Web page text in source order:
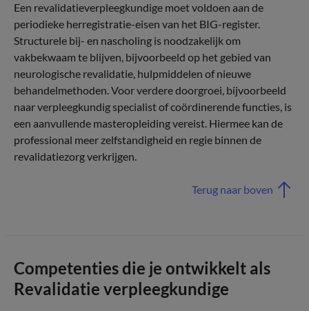
Een revalidatieverpleegkundige moet voldoen aan de
periodieke herregistratie-eisen van het BIG-register.
Structurele bij- en nascholing is noodzakelijk om
vakbekwaam te blijven, bijvoorbeeld op het gebied van
neurologische revalidatie, hulpmiddelen of nieuwe
behandelmethoden. Voor verdere doorgroei, bijvoorbeeld
naar verpleegkundig specialist of coördinerende functies, is
een aanvullende masteropleiding vereist. Hiermee kan de
professional meer zelfstandigheid en regie binnen de
revalidatiezorg verkrijgen.
Terug naar boven
Competenties die je ontwikkelt als
Revalidatie verpleegkundige